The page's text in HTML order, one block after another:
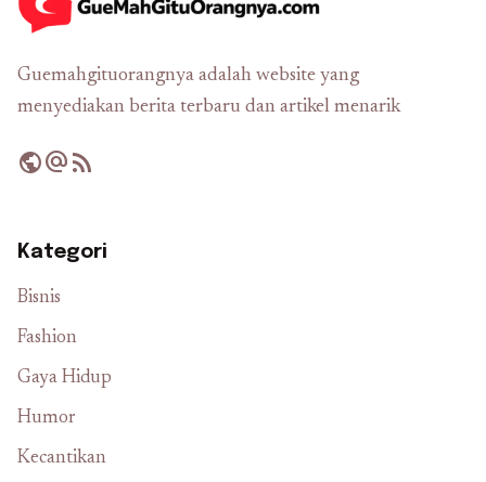
Guemahgituorangnya adalah website yang
menyediakan berita terbaru dan artikel menarik
publicalternate_emailrss_feed
Kategori
Bisnis
Fashion
Gaya Hidup
Humor
Kecantikan